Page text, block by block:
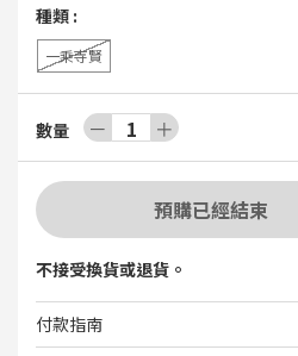
種類 :
一乘寺賢
數量 － 1 ＋
預購已經結束
不接受換貨或退貨。
付款指南